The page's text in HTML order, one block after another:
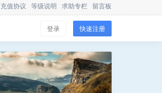
充值协议 等级说明 求助专栏 留言板
登录 快速注册